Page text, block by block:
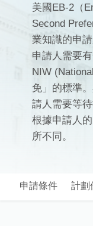
美國EB-2（
Second
業知識的申請
申請人需要
NIW
免」的標準
請人需要等
根據申請人
所不同。
申請條件 計劃